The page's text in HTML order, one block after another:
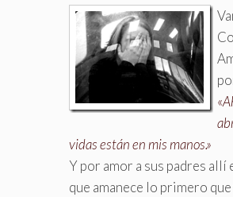
«
vidas están en mis manos.»
Y por amor a sus padres allí
que amanece lo primero